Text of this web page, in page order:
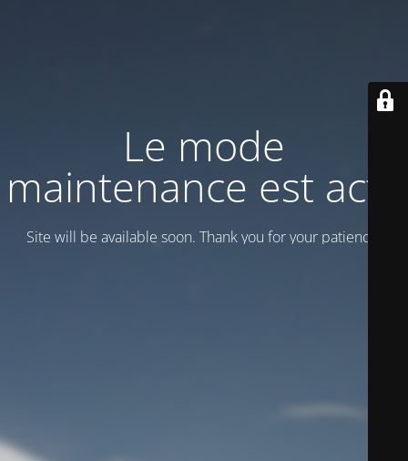
Le mode
maintenance est actif
Site will be available soon. Thank you for your patience!